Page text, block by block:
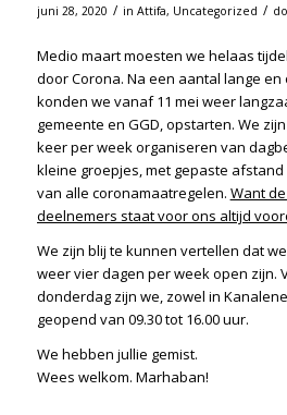
juni 28, 2020 / in Attifa, Uncategorized /
Medio maart moesten we helaas
door Corona. Na een aantal lange
konden we vanaf 11 mei weer
gemeente en GGD, opstarten. We
keer per week organiseren van
kleine groepjes, met gepaste
van alle coronamaatregelen. Want
deelnemers staat voor ons altijd
We zijn blij te kunnen vertellen dat
weer vier dagen per week open zijn.
donderdag zijn we, zowel in
geopend van 09.30 tot 16.00 uur.
We hebben jullie gemist.
Wees welkom. Marhaban!